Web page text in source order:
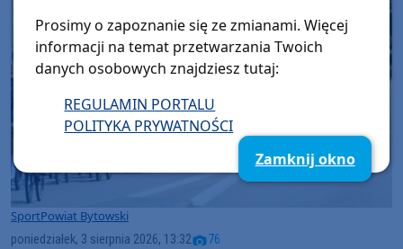
SportPowiat Bytowski
poniedziałek, 3 sierpnia 2026, 13:32 76
Prosimy o zapoznanie się ze zmianami. Więcej
informacji na temat przetwarzania Twoich
danych osobowych znajdziesz tutaj:
REGULAMIN PORTALU
POLITYKA PRYWATNOŚCI
Zamknij okno